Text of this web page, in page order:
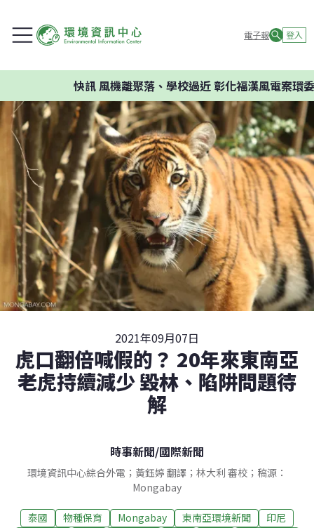
電子報 登入
風機離聚落、學校過近 彰化福漢風電案環委建議不
2021年09月07日
虎口翻倍喊假的？ 20年來東南亞
老虎持續減少 毀林、陷阱問題待
解
時事新聞/國際新聞
環境資訊中心綜合外電；黃鈺婷 翻譯；林大利 審校；稿源：
Mongabay
泰國 物種保育 Mongabay 東南亞環境新聞
印尼